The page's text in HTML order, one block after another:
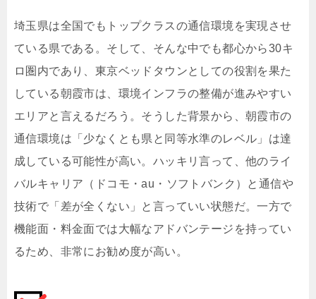
埼玉県は全国でもトップクラスの通信環境を実現させ
ている県である。そして、そんな中でも都心から30キ
ロ圏内であり、東京ベッドタウンとしての役割を果た
している朝霞市は、環境インフラの整備が進みやすい
エリアと言えるだろう。そうした背景から、朝霞市の
通信環境は「少なくとも県と同等水準のレベル」は達
成している可能性が高い。ハッキリ言って、他のライ
バルキャリア（ドコモ・au・ソフトバンク）と通信や
技術で「差が全くない」と言っていい状態だ。一方で
機能面・料金面では大幅なアドバンテージを持ってい
るため、非常にお勧め度が高い。